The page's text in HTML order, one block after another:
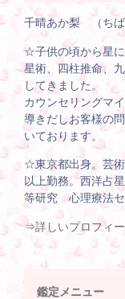
千晴あか梨 （ち
☆子供の頃から星
星術、四柱推命、
してきました。
カウンセリングマ
導きだしお客様の
いております。
☆東京都出身。芸
以上勤務。西洋占
等研究 心理療法セ
⇒詳しいプロフィ
鑑定メニュー